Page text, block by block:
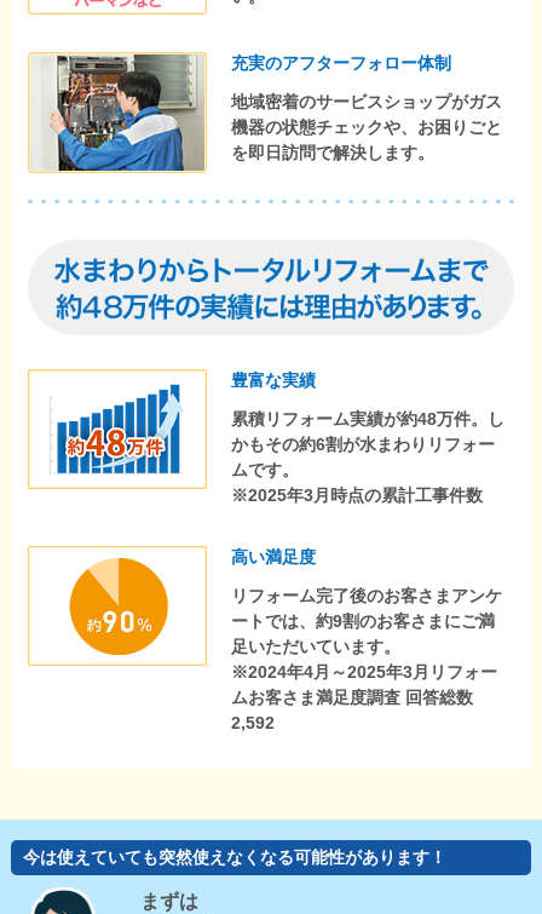
充実のアフターフォロー体制
地域密着のサービスショップがガス
機器の状態チェックや、お困りごと
を即日訪問で解決します。
豊富な実績
累積リフォーム実績が約48万件。し
かもその約6割が水まわりリフォー
ムです。
※2025年3月時点の累計工事件数
高い満足度
リフォーム完了後のお客さまアンケ
ートでは、約9割のお客さまにご満
足いただいています。
※2024年4月～2025年3月リフォー
ムお客さま満足度調査 回答総数
2,592
今は使えていても突然使えなくなる可能性があります！
まずは